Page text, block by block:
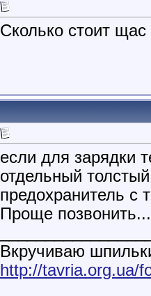
Сколько стоит щас
если для зарядки
отдельный
предохранитель с
Проще позвонить...
Вкручиваю
http://tavria.org.ua/